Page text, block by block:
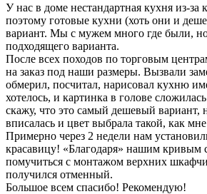
У нас в доме нестандартная кухня из-за
поэтому готовые кухни (хоть они и
вариант. Мы с мужем много где были,
подходящего варианта.
После всех походов по торговым
на заказ под наши размеры. Вызвали
обмерил, посчитал, нарисовал кухню
хотелось, и картинка в голове
скажу, что это самый дешевый вариант,
вписалась и цвет выбрала такой, как
Примерно через 2 недели нам
красавицу! «Благодаря» нашим кривым
помучиться с монтажом верхних
получился отменный.
Большое всем спасибо! Рекомендую!